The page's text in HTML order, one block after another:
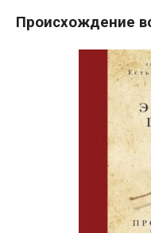
Происхождение